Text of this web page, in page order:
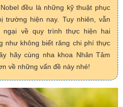
đều là những kỹ thuật phục
trường hiện nay. Tuy nhiên, vẫn
ngại về quy trình thực hiện hai
như không biết răng chi phí thực
hãy cùng nha khoa Nhân Tâm
về những vấn đề này nhé!